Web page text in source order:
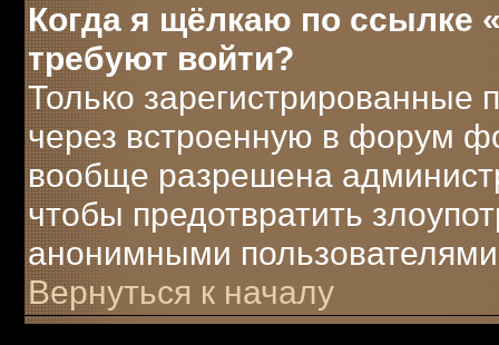
Когда я щёлкаю по ссылке
требуют войти?
Только зарегистрированные
через встроенную в форум
вообще разрешена
чтобы предотвратить
анонимными
Вернуться к началу